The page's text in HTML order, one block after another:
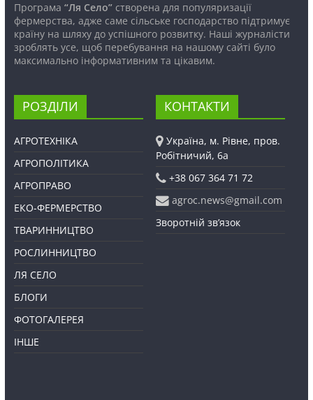
Програма “Ля Село”створена для популяризації
фермерства, адже саме сільське господарство підтримує
країну на шляху до успішного розвитку. Наші журналісти
зроблять усе, щоб перебування на нашому сайті було
максимально інформативним та цікавим.
РОЗДІЛИ
АГРОТЕХНІКА
АГРОПОЛІТИКА
АГРОПРАВО
ЕКО-ФЕРМЕРСТВО
ТВАРИННИЦТВО
РОСЛИННИЦТВО
ЛЯ СЕЛО
БЛОГИ
ФОТОГАЛЕРЕЯ
ІНШЕ
КОНТАКТИ
Україна, м. Рівне, пров.
Робітничий, 6а
+38 067 364 71 72
agroc.news@gmail.com
Зворотній зв’язок